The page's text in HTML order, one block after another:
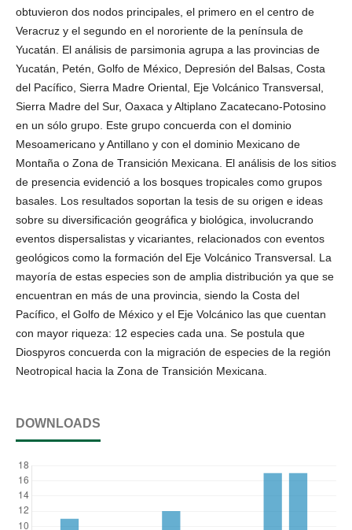
obtuvieron dos nodos principales, el primero en el centro de
Veracruz y el segundo en el nororiente de la península de
Yucatán. El análisis de parsimonia agrupa a las provincias de
Yucatán, Petén, Golfo de México, Depresión del Balsas, Costa
del Pacífico, Sierra Madre Oriental, Eje Volcánico Transversal,
Sierra Madre del Sur, Oaxaca y Altiplano Zacatecano-Potosino
en un sólo grupo. Este grupo concuerda con el dominio
Mesoamericano y Antillano y con el dominio Mexicano de
Montaña o Zona de Transición Mexicana. El análisis de los sitios
de presencia evidenció a los bosques tropicales como grupos
basales. Los resultados soportan la tesis de su origen e ideas
sobre su diversificación geográfica y biológica, involucrando
eventos dispersalistas y vicariantes, relacionados con eventos
geológicos como la formación del Eje Volcánico Transversal. La
mayoría de estas especies son de amplia distribución ya que se
encuentran en más de una provincia, siendo la Costa del
Pacífico, el Golfo de México y el Eje Volcánico las que cuentan
con mayor riqueza: 12 especies cada una. Se postula que
Diospyros concuerda con la migración de especies de la región
Neotropical hacia la Zona de Transición Mexicana.
DOWNLOADS